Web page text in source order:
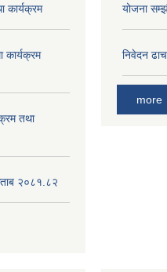
कार्यक्रम
तथा
२०८१.८२
योजना
निवेदन
more